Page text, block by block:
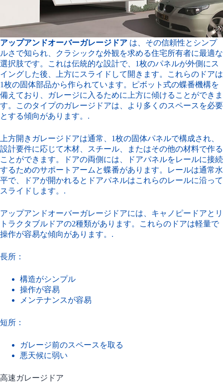
アップアンドオーバーガレージドア は、その信頼性とシンプ
ルさで知られ、クラシックな外観を求める住宅所有者に最適な
選択肢です。これは伝統的な設計で、1枚のパネルが外側にス
イングした後、上方にスライドして開きます。これらのドアは
1枚の固体部品から作られています。ピボット式の蝶番機構を
備えており、ガレージに入るために上方に傾けることができま
す。このタイプのガレージドアは、より多くのスペースを必要
とする傾向があります。.
上方開きガレージドアは通常、1枚の固体パネルで構成され、
設計要件に応じて木材、スチール、またはその他の材料で作る
ことができます。ドアの両側には、ドアパネルをレールに接続
するためのサポートアームと蝶番があります。レールは通常水
平で、ドアが開かれるとドアパネルはこれらのレールに沿って
スライドします。.
アップアンドオーバーガレージドアには、キャノピードアとリ
トラクタブルドアの2種類があります。これらのドアは軽量で
操作が容易な傾向があります。.
長所：
構造がシンプル
操作が容易
メンテナンスが容易
短所：
ガレージ前のスペースを取る
悪天候に弱い
高速ガレージドア